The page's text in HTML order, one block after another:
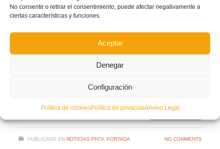
No consentir o retirar el consentimiento, puede afectar negativamente a
ciertas características y funciones.
Aceptar
Denegar
Configuración
Política de cookiesPolítica de privacidadAviso Legal
JORGE MONFORTE
UNIÓ BENETÚSSER-FAVARA CF
LEER MÁS
PUBLICADO EN NOTICIAS FFCV, PORTADA NO COMMENTS